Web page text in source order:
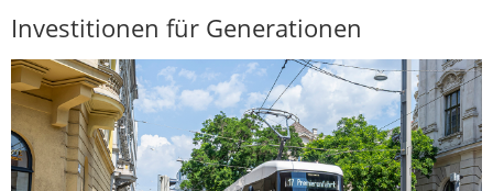
Investitionen für Generationen